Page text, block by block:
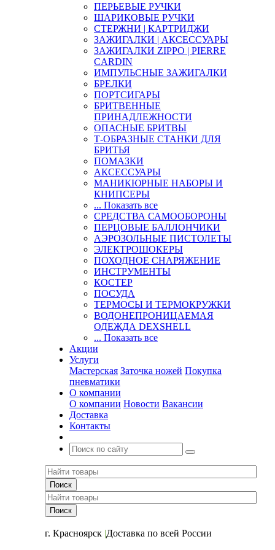
ПЕРЬЕВЫЕ РУЧКИ
ШАРИКОВЫЕ РУЧКИ
СТЕРЖНИ | КАРТРИДЖИ
ЗАЖИГАЛКИ | АКСЕССУАРЫ
ЗАЖИГАЛКИ ZIPPO | PIERRE
CARDIN
ИМПУЛЬСНЫЕ ЗАЖИГАЛКИ
БРЕЛКИ
ПОРТСИГАРЫ
БРИТВЕННЫЕ
ПРИНАДЛЕЖНОСТИ
ОПАСНЫЕ БРИТВЫ
Т-ОБРАЗНЫЕ СТАНКИ ДЛЯ
БРИТЬЯ
ПОМАЗКИ
АКСЕССУАРЫ
МАНИКЮРНЫЕ НАБОРЫ И
КНИПСЕРЫ
... Показать все
СРЕДСТВА САМООБОРОНЫ
ПЕРЦОВЫЕ БАЛЛОНЧИКИ
АЭРОЗОЛЬНЫЕ ПИСТОЛЕТЫ
ЭЛЕКТРОШОКЕРЫ
ПОХОДНОЕ СНАРЯЖЕНИЕ
ИНСТРУМЕНТЫ
КОСТЕР
ПОСУДА
ТЕРМОСЫ И ТЕРМОКРУЖКИ
ВОДОНЕПРОНИЦАЕМАЯ
ОДЕЖДА DEXSHELL
... Показать все
Акции
Услуги
Мастерская Заточка ножей Покупка
пневматики
О компании
О компании Новости Вакансии
Доставка
Контакты
г. Красноярск |Доставка по всей России